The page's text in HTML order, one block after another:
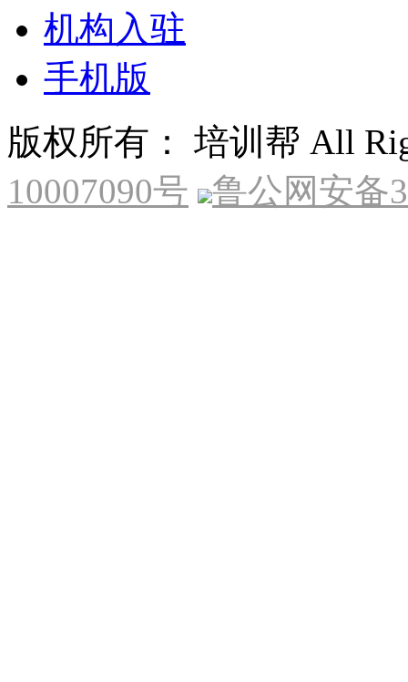
机构入驻
手机版
版权所有： 培训帮 All
10007090号
鲁公网安备